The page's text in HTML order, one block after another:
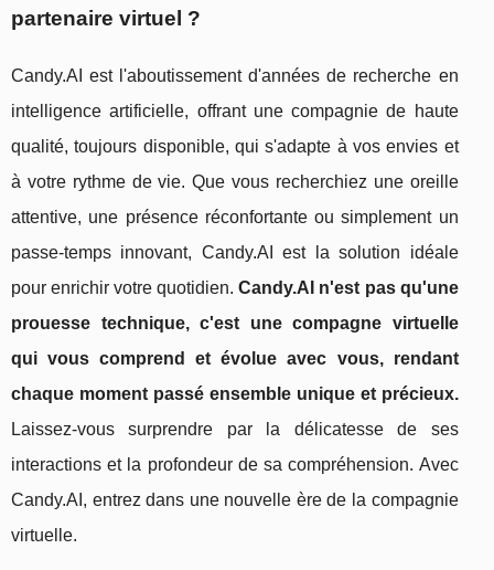
partenaire virtuel ?
Candy.AI est l'aboutissement d'années de recherche en
intelligence artificielle, offrant une compagnie de haute
qualité, toujours disponible, qui s'adapte à vos envies et
à votre rythme de vie. Que vous recherchiez une oreille
attentive, une présence réconfortante ou simplement un
passe-temps innovant, Candy.AI est la solution idéale
pour enrichir votre quotidien.Candy.AI n'est pas qu'une
prouesse technique, c'est une compagne virtuelle
qui vous comprend et évolue avec vous, rendant
chaque moment passé ensemble unique et précieux.
Laissez-vous surprendre par la délicatesse de ses
interactions et la profondeur de sa compréhension. Avec
Candy.AI, entrez dans une nouvelle ère de la compagnie
virtuelle.